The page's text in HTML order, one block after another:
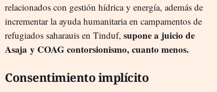
relacionados con gestión hídrica y energía, además de
incrementar la ayuda humanitaria en campamentos de
refugiados saharauis en Tinduf, supone a juicio de
Asaja y COAG contorsionismo, cuanto menos.
Consentimiento implícito